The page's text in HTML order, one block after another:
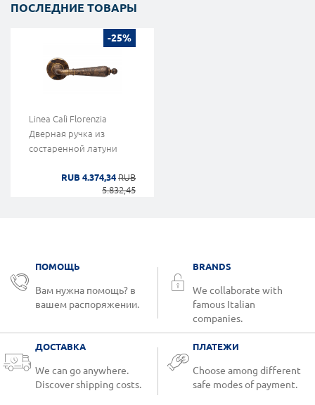
ПОСЛЕДНИЕ ТОВАРЫ
-25%
Linea Calì Florenzia
Дверная ручка из
состаренной латуни
RUB 4.374,34 RUB
5.832,45
ПОМОЩЬ
Вам нужна помощь? в
вашем распоряжении.
BRANDS
We collaborate with
famous Italian
companies.
ДОСТАВКА
We can go anywhere.
Discover shipping costs.
ПЛАТЕЖИ
Choose among different
safe modes of payment.